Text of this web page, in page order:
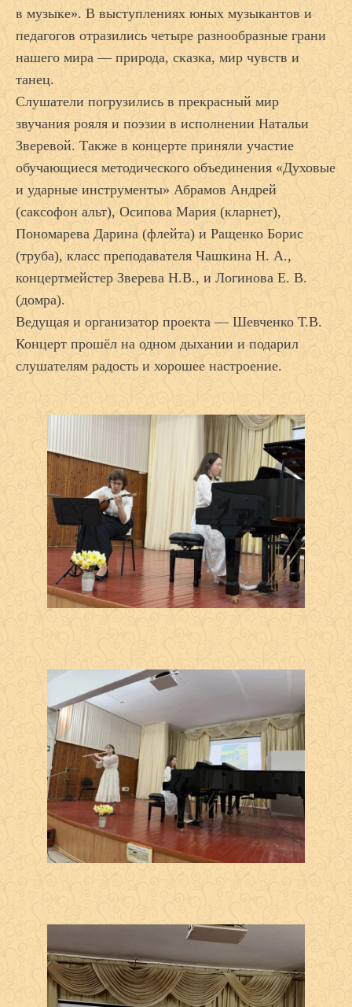
в музыке». В выступлениях юных музыкантов и
педагогов отразились четыре разнообразные грани
нашего мира — природа, сказка, мир чувств и
танец.
Слушатели погрузились в прекрасный мир
звучания рояля и поэзии в исполнении Натальи
Зверевой. Также в концерте приняли участие
обучающиеся методического объединения «Духовые
и ударные инструменты» Абрамов Андрей
(саксофон альт), Осипова Мария (кларнет),
Пономарева Дарина (флейта) и Ращенко Борис
(труба), класс преподавателя Чашкина Н. А.,
концертмейстер Зверева Н.В., и Логинова Е. В.
(домра).
Ведущая и организатор проекта — Шевченко Т.В.
Концерт прошёл на одном дыхании и подарил
слушателям радость и хорошее настроение.